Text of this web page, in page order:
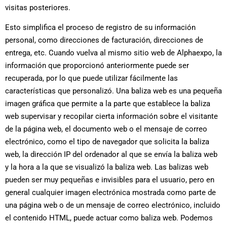
visitas posteriores.
Esto simplifica el proceso de registro de su información
personal, como direcciones de facturación, direcciones de
entrega, etc. Cuando vuelva al mismo sitio web de Alphaexpo, la
información que proporcionó anteriormente puede ser
recuperada, por lo que puede utilizar fácilmente las
características que personalizó. Una baliza web es una pequeña
imagen gráfica que permite a la parte que establece la baliza
web supervisar y recopilar cierta información sobre el visitante
de la página web, el documento web o el mensaje de correo
electrónico, como el tipo de navegador que solicita la baliza
web, la dirección IP del ordenador al que se envía la baliza web
y la hora a la que se visualizó la baliza web. Las balizas web
pueden ser muy pequeñas e invisibles para el usuario, pero en
general cualquier imagen electrónica mostrada como parte de
una página web o de un mensaje de correo electrónico, incluido
el contenido HTML, puede actuar como baliza web. Podemos